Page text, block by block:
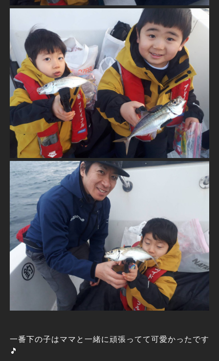
一番下の子はママと一緒に頑張ってて可愛かったです
🎵